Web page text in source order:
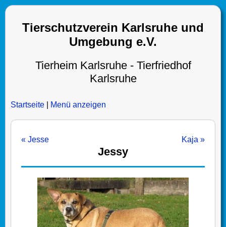
Tierschutzverein Karlsruhe und
Umgebung e.V.
Tierheim Karlsruhe - Tierfriedhof
Karlsruhe
Startseite Menü anzeigen
« Jesse Kaja »
Jessy